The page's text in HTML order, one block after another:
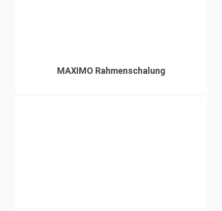
MAXIMO Rahmenschalung